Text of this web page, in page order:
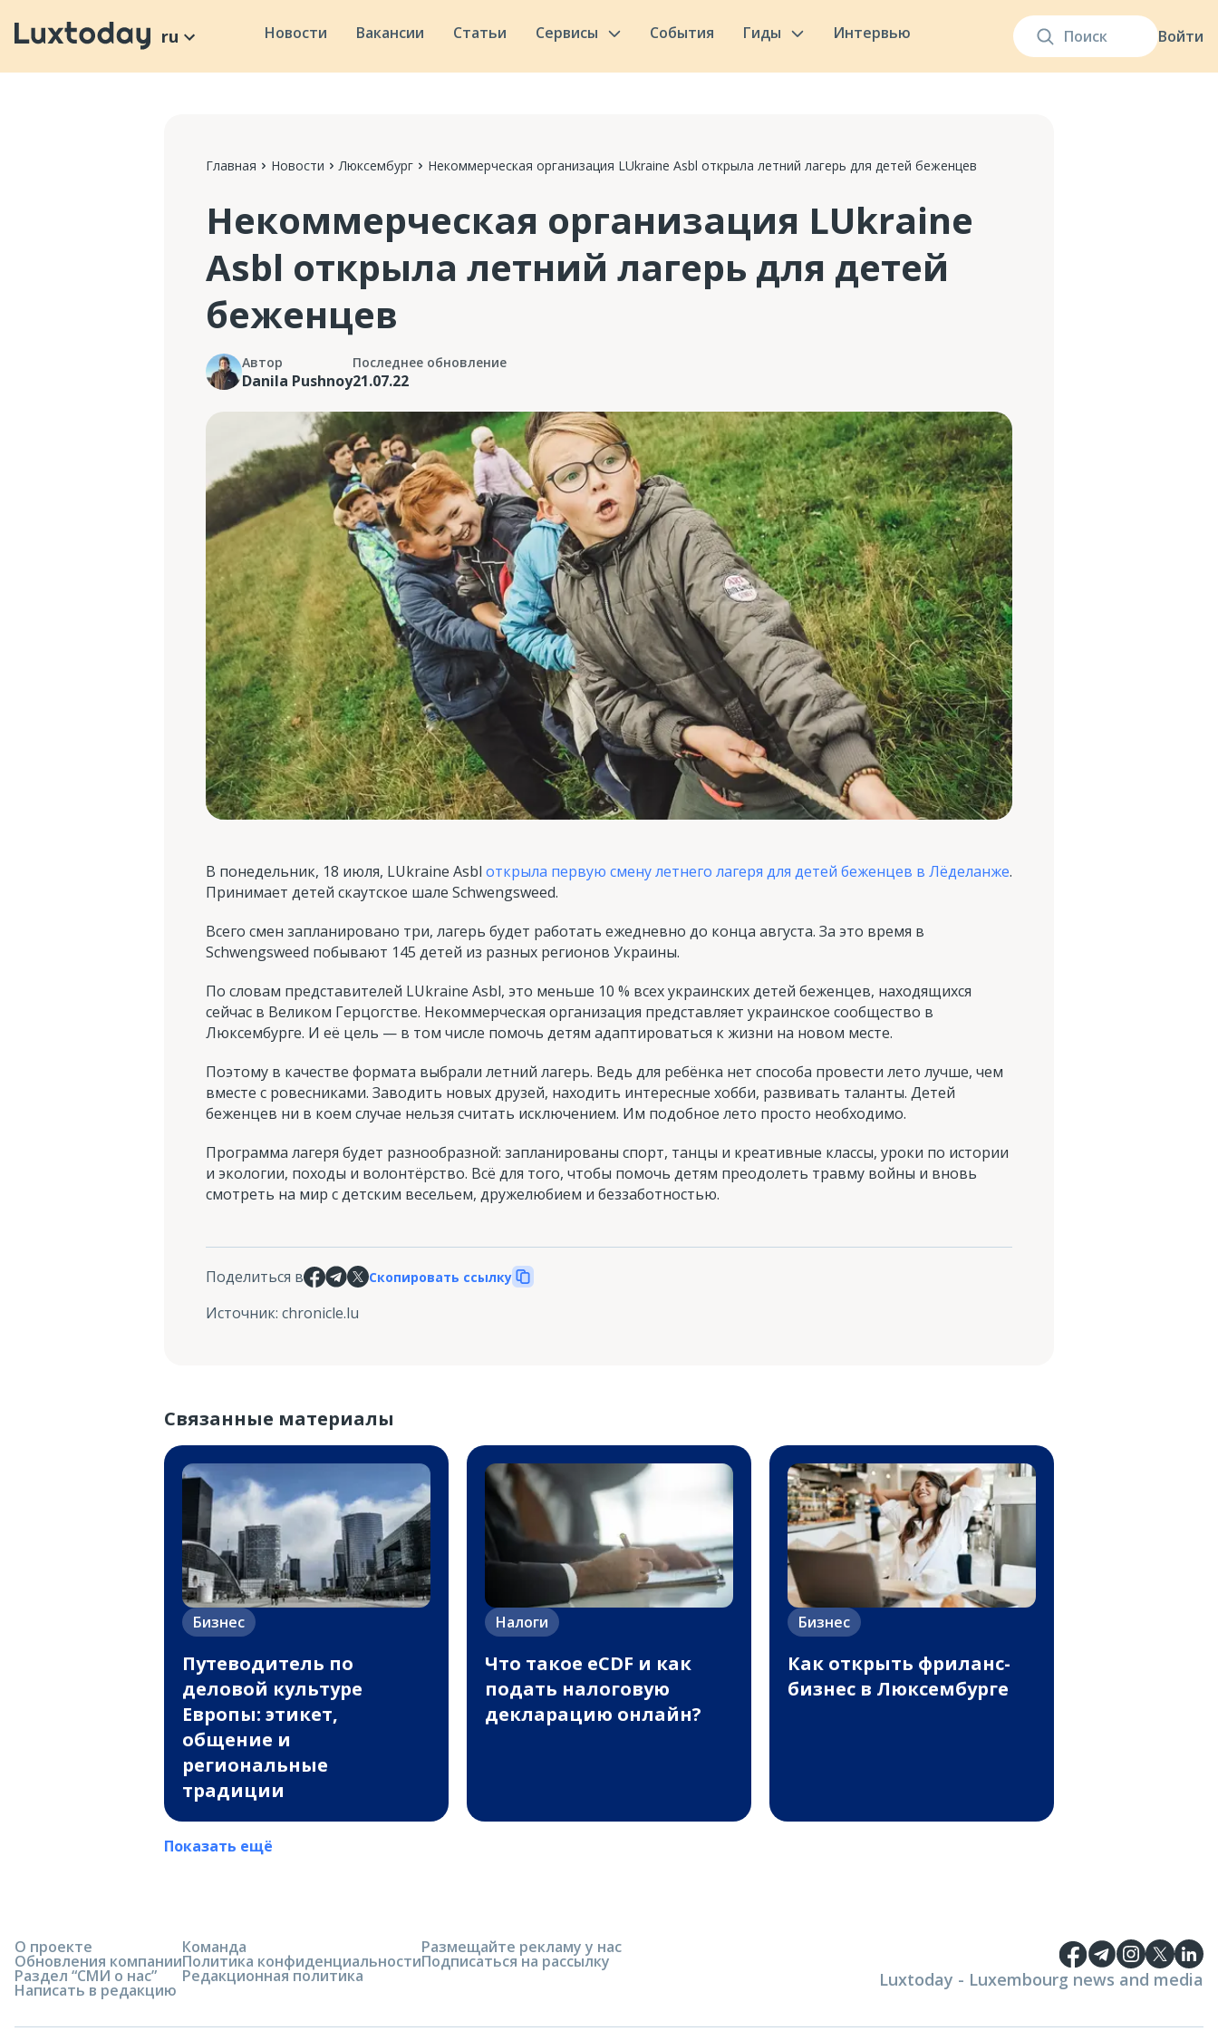
Войти
ru Новости Вакансии Статьи Сервисы События Гиды Интервью
Главная Новости Люксембург Некоммерческая организация LUkraine Asbl открыла летний лагерь для детей беженцев
Некоммерческая организация LUkraine
Asbl открыла летний лагерь для детей
беженцев
Автор
Danila Pushnoy
Последнее обновление
21.07.22
В понедельник, 18 июля, LUkraine Asbl открыла первую смену летнего лагеря для детей беженцев в Лёделанже.
Принимает детей скаутское шале Schwengsweed.
Всего смен запланировано три, лагерь будет работать ежедневно до конца августа. За это время в
Schwengsweed побывают 145 детей из разных регионов Украины.
По словам представителей LUkraine Asbl, это меньше 10 % всех украинских детей беженцев, находящихся
сейчас в Великом Герцогстве. Некоммерческая организация представляет украинское сообщество в
Люксембурге. И её цель — в том числе помочь детям адаптироваться к жизни на новом месте.
Поэтому в качестве формата выбрали летний лагерь. Ведь для ребёнка нет способа провести лето лучше, чем
вместе с ровесниками. Заводить новых друзей, находить интересные хобби, развивать таланты. Детей
беженцев ни в коем случае нельзя считать исключением. Им подобное лето просто необходимо.
Программа лагеря будет разнообразной: запланированы спорт, танцы и креативные классы, уроки по истории
и экологии, походы и волонтёрство. Всё для того, чтобы помочь детям преодолеть травму войны и вновь
смотреть на мир с детским весельем, дружелюбием и беззаботностью.
Поделиться в Скопировать ссылку
Источник: chronicle.lu
Связанные материалы
Бизнес
Путеводитель по
деловой культуре
Европы: этикет,
общение и
региональные
традиции
Налоги
Что такое eCDF и как
подать налоговую
декларацию онлайн?
Бизнес
Как открыть фриланс-
бизнес в Люксембурге
Показать ещё
О проекте
Обновления компании
Раздел “СМИ о нас”
Написать в редакцию
Команда
Политика конфиденциальности
Редакционная политика
Размещайте рекламу у нас
Подписаться на рассылку
Luxtoday - Luxembourg news and media